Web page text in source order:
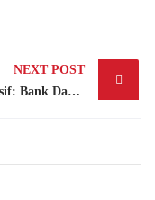
NEXT POST
Progresif: Bank Daerah Karanganyar Gali Implementasi Transaksi Non Tunai di Bank Jombang